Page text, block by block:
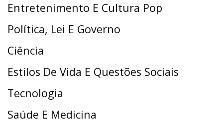
Entretenimento E Cultura Pop
Política, Lei E Governo
Ciência
Estilos De Vida E Questões Sociais
Tecnologia
Saúde E Medicina